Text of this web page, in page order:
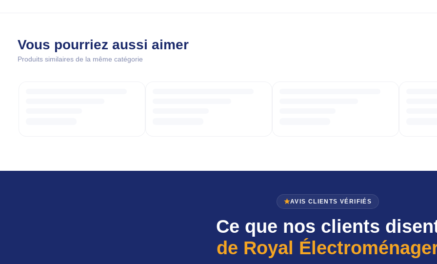
Vous pourriez aussi aimer
Produits similaires de la même catégorie
AVIS CLIENTS VÉRIFIÉS
Ce que nos clients
de Royal